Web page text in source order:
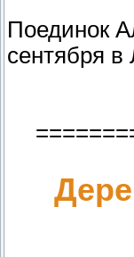
Поединок
сентября